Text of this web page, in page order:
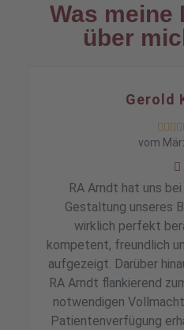
Was meine
über
Gerold
   
vom
RA Arndt hat uns
Gestaltung unseres
wirklich perfekt
kompetent, freundlich
aufgezeigt. Darüber
RA Arndt flankierend
notwendigen
Patientenverfügung